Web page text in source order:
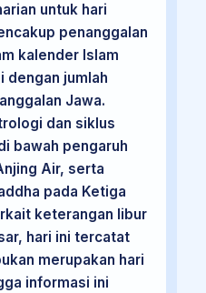
untuk hari
penanggalan
kalender Islam
dengan jumlah
Jawa.
dan siklus
bawah pengaruh
Air, serta
pada Ketiga
keterangan libur
hari ini tercatat
merupakan hari
informasi ini